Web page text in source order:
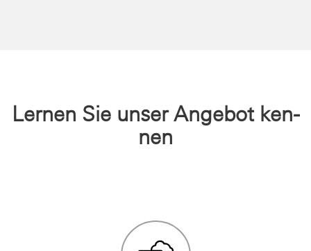
Ler­nen Sie unser An­ge­bot ken­
nen